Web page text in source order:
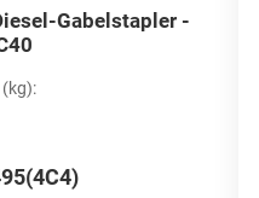
Gabelstapler -